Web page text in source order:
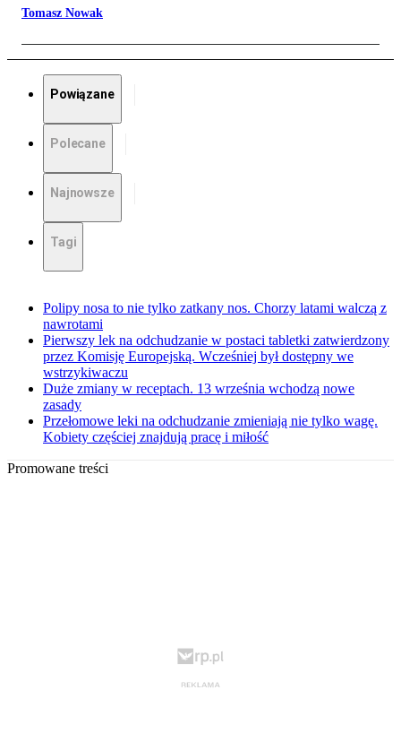
Tomasz Nowak
Powiązane
Polecane
Najnowsze
Tagi
Polipy nosa to nie tylko zatkany nos. Chorzy latami walczą z
nawrotami
Pierwszy lek na odchudzanie w postaci tabletki zatwierdzony
przez Komisję Europejską. Wcześniej był dostępny we
wstrzykiwaczu
Duże zmiany w receptach. 13 września wchodzą nowe
zasady
Przełomowe leki na odchudzanie zmieniają nie tylko wagę.
Kobiety częściej znajdują pracę i miłość
Promowane treści